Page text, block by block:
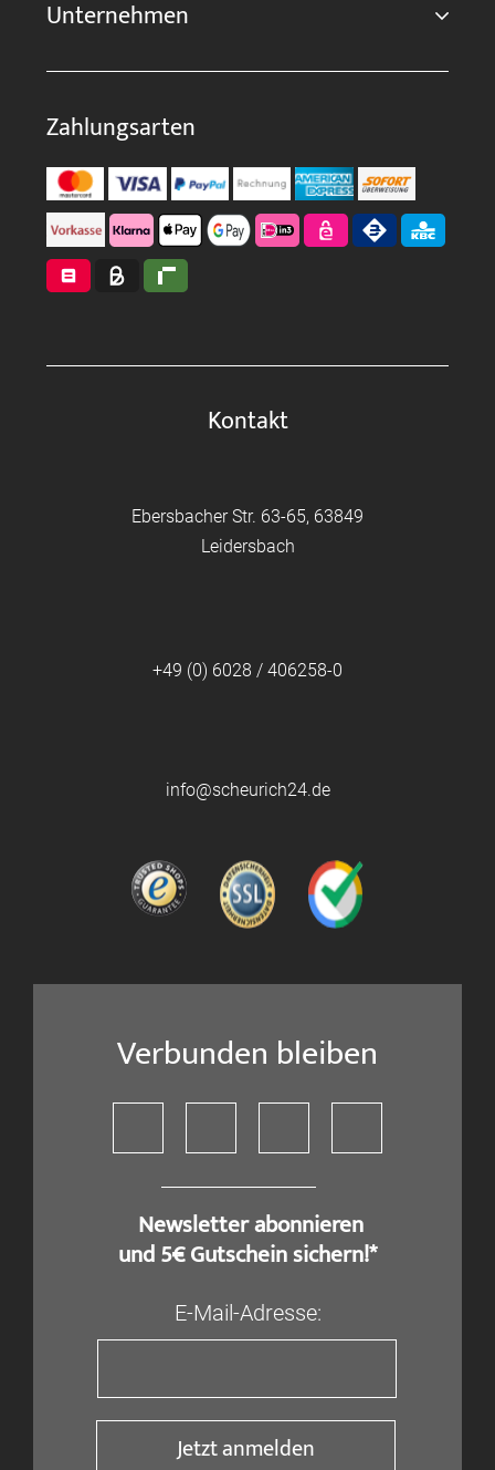
Unternehmen
Zahlungsarten
Kontakt
Ebersbacher Str. 63-65, 63849
Leidersbach
+49 (0) 6028 / 406258-0
info@scheurich24.de
Verbunden bleiben
​ Newsletter abonnieren
und 5€ Gutschein sichern!*
E-Mail-Adresse:
Jetzt anmelden